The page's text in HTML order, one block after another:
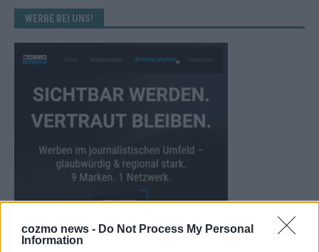
cozmo news - Do Not Process My Personal
Information
WERBE BEI UNS!
KEINE NEWS MEHR VERPASSEN